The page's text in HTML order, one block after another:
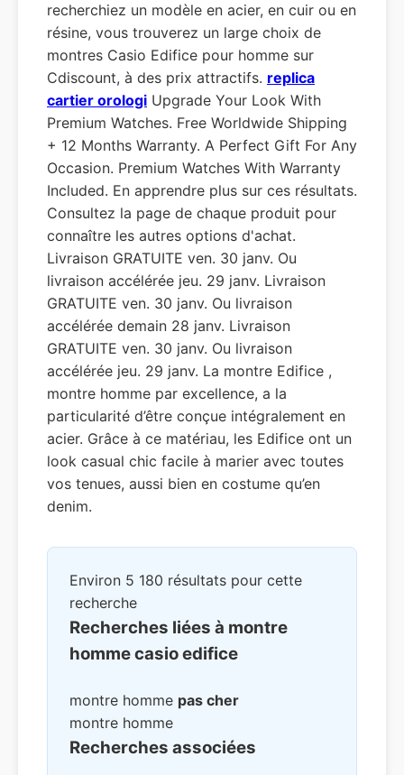
recherchiez un modèle en acier, en cuir ou en
résine, vous trouverez un large choix de
montres Casio Edifice pour homme sur
Cdiscount, à des prix attractifs. replica
cartier orologi Upgrade Your Look With
Premium Watches. Free Worldwide Shipping
+ 12 Months Warranty. A Perfect Gift For Any
Occasion. Premium Watches With Warranty
Included. En apprendre plus sur ces résultats.
Consultez la page de chaque produit pour
connaître les autres options d'achat.
Livraison GRATUITE ven. 30 janv. Ou
livraison accélérée jeu. 29 janv. Livraison
GRATUITE ven. 30 janv. Ou livraison
accélérée demain 28 janv. Livraison
GRATUITE ven. 30 janv. Ou livraison
accélérée jeu. 29 janv. La montre Edifice ,
montre homme par excellence, a la
particularité d’être conçue intégralement en
acier. Grâce à ce matériau, les Edifice ont un
look casual chic facile à marier avec toutes
vos tenues, aussi bien en costume qu’en
denim.
Environ 5 180 résultats pour cette
recherche
Recherches liées à montre
homme casio edifice
montre homme pas cher
montre homme
Recherches associées